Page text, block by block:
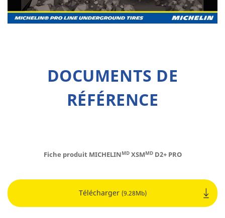
DOCUMENTS DE
RÉFÉRENCE
Fiche produit MICHELINᴹᴰ XSMᴹᴰ D2+ PRO
Télécharger (9.28Mb)